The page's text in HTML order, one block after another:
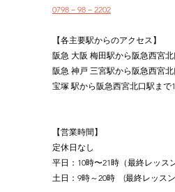
0798－98－2202
【各主要駅からのアクセス】
阪急 大阪 梅田駅から阪急西宮
阪急 神戸 三宮駅から阪急西宮
宝塚 駅から阪急西宮北口駅まで
【営業時間】
定休日なし
平日：10時〜21時（最終レッス
土日：9時～20時　(最終レッス